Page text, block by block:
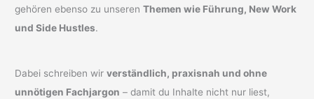
gehören ebenso zu unserenThemen wie Führung, New Work
und Side Hustles.
Dabei schreiben wirverständlich, praxisnah und ohne
unnötigen Fachjargon – damit du Inhalte nicht nur liest,